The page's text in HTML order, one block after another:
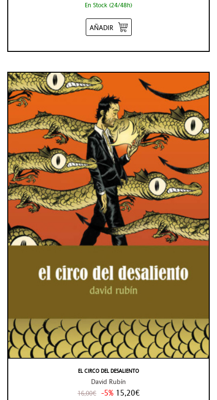
En Stock (24/48h)
AÑADIR
EL CIRCO DEL DESALIENTO
David Rubín
16,00€ -5% 15,20€